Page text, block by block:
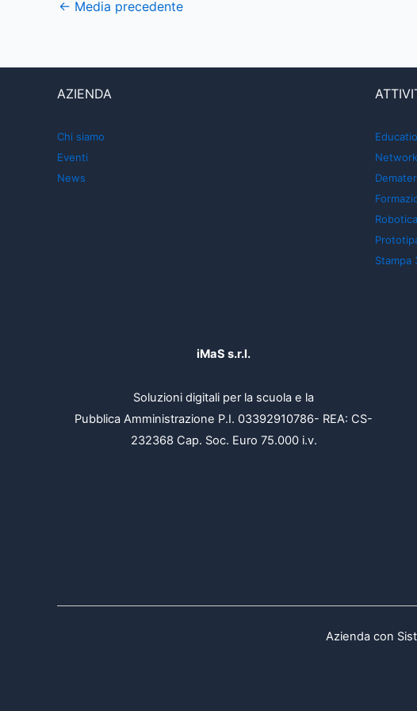
← Media precedente
AZIENDA
Chi siamo
Eventi
News
Stampa
iMaS s.r.l.
Soluzioni digitali per la scuola e la
Pubblica Amministrazione P.I. 03392910786- REA: CS-
232368 Cap. Soc. Euro 75.000 i.v.
Azienda con